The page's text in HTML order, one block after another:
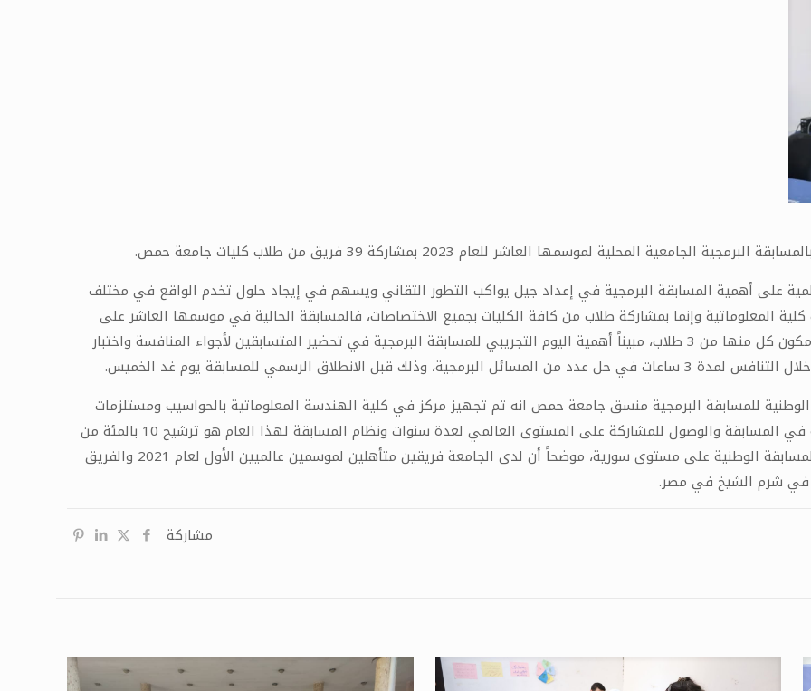
المحلية لموسمها العاشر للعام 2023 بمشاركة 39 فريق من طلاب كليات جامعة حمص.
على أهمية المسابقة البرمجية في إعداد جيل يواكب التطور التقاني ويسهم في إيجاد حلول تخدم الواقع في مختلف
المعلوماتية وإنما بمشاركة طلاب من كافة الكليات بجميع الاختصاصات، فالمسابقة الحالية في موسمها العاشر على
المستوى المحلي تتميز بوجود 39 فريقاً من جامعة حمص مكون كل منها من 3 طلاب، مبيناً أهمية اليوم التجريبي للمسابقة البرمجية في تحضير المتسابقين لأجواء المنافسة واختبار
الرسمي للمسابقة يوم غد الخميس.
للمسابقة البرمجية منسق جامعة حمص انه تم تجهيز مركز في كلية الهندسة المعلوماتية بالحواسيب ومستلزمات
المسابقة، لافتاً أن الجامعة استطاعت تحقيق نتائج متميزة في المسابقة والوصول للمشاركة على المستوى العالمي لعدة سنوات ونظام المسابقة لهذا العام هو ترشيح 10 بالمئة من
عدد المشاركين اي ستشارك جامعة حمص ب 4 فرق في المسابقة الوطنية على مستوى سورية، موضحاً أن لدى الجامعة فريقين متأهلين لموسمين عالميين الأول لعام 2021 والفريق
مشاركة